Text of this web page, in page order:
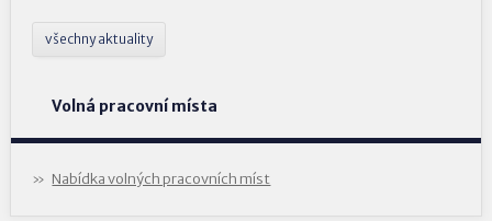
všechny aktuality
Volná pracovní místa
Nabídka volných pracovních míst